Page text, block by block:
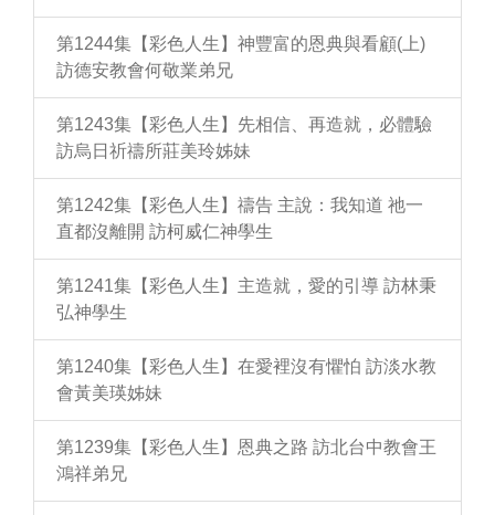
第1244集【彩色人生】神豐富的恩典與看顧(上)
訪德安教會何敬業弟兄
第1243集【彩色人生】先相信、再造就，必體驗
訪烏日祈禱所莊美玲姊妹
第1242集【彩色人生】禱告 主說：我知道 祂一
直都沒離開 訪柯威仁神學生
第1241集【彩色人生】主造就，愛的引導 訪林秉
弘神學生
第1240集【彩色人生】在愛裡沒有懼怕 訪淡水教
會黃美瑛姊妹
第1239集【彩色人生】恩典之路 訪北台中教會王
鴻祥弟兄